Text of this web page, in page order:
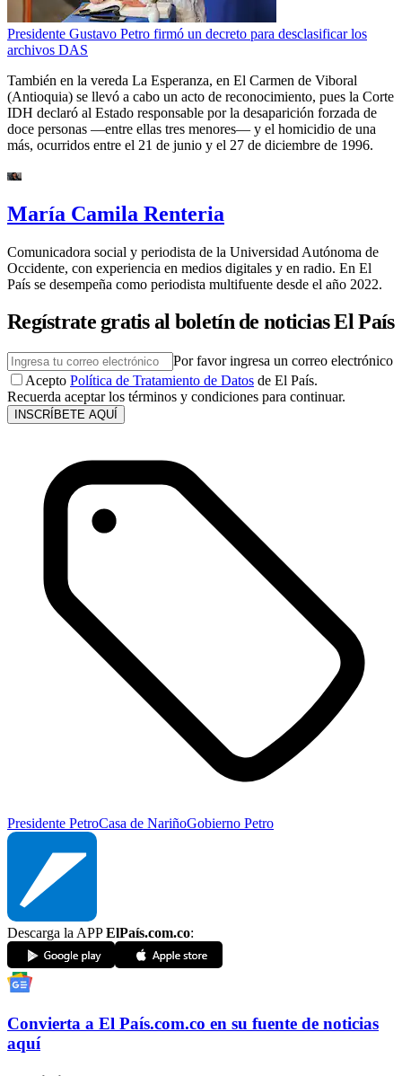
Presidente Gustavo Petro firmó un decreto para desclasificar los
archivos DAS
También en la vereda La Esperanza, en El Carmen de Viboral
(Antioquia) se llevó a cabo un acto de reconocimiento, pues la Corte
IDH declaró al Estado responsable por la desaparición forzada de
doce personas —entre ellas tres menores— y el homicidio de una
más, ocurridos entre el 21 de junio y el 27 de diciembre de 1996.
María Camila Renteria
Comunicadora social y periodista de la Universidad Autónoma de
Occidente, con experiencia en medios digitales y en radio. En El
País se desempeña como periodista multifuente desde el año 2022.
Regístrate gratis al boletín de noticias El País
Por favor ingresa un correo electrónico
Acepto Política de Tratamiento de Datos de El País.
Recuerda aceptar los términos y condiciones para continuar.
INSCRÍBETE AQUÍ
Presidente PetroCasa de NariñoGobierno Petro
Descarga la APPElPaís.com.co:
Convierta a El País.com.co en su fuente de noticias
aquí